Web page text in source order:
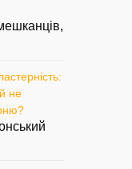
не